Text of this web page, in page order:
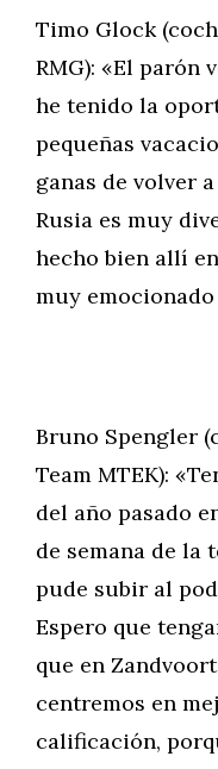
Timo Glock
RMG): «El parón
he tenido la
pequeñas
ganas de volver
Rusia es muy
hecho bien allí
muy
Bruno Spengler
Team MTEK):
del año pasado
de semana de la
pude subir al
Espero que
que en
centremos en
calificación,